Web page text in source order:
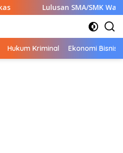
Lulusan SMA/SMK Wajib
Hukum Kriminal Ekonomi Bisnis